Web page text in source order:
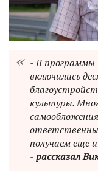
- В программы
включились
культуры.
получаем еще
-рассказал